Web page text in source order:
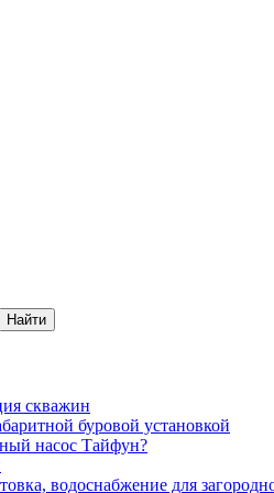
Найти
скважин
буровой установкой
насос Тайфун?
водоснабжение для